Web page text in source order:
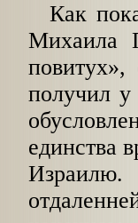
Как
Михаила
получил
единства
Израилю.